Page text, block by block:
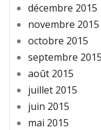
décembre 2015
novembre 2015
octobre 2015
septembre 2015
août 2015
juillet 2015
juin 2015
mai 2015